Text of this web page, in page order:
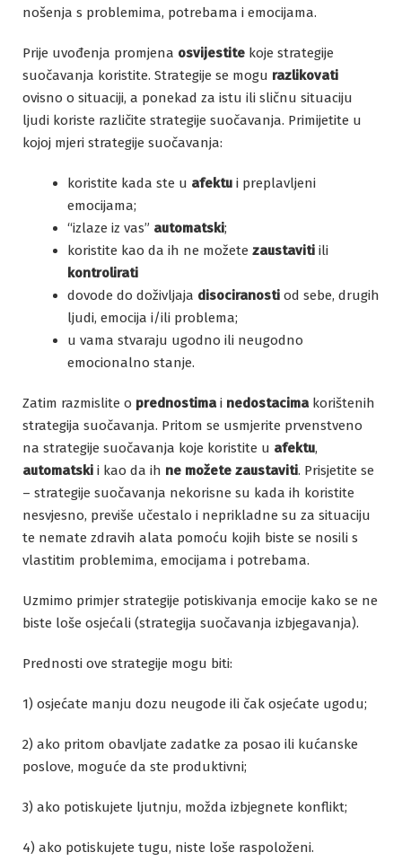
nošenja s problemima, potrebama i emocijama.
Prije uvođenja promjena osvijestite koje strategije
suočavanja koristite. Strategije se mogu razlikovati
ovisno o situaciji, a ponekad za istu ili sličnu situaciju
ljudi koriste različite strategije suočavanja. Primijetite u
kojoj mjeri strategije suočavanja:
koristite kada ste u afektu i preplavljeni
emocijama;
“izlaze iz vas” automatski;
koristite kao da ih ne možete zaustaviti ili
kontrolirati
dovode do doživljaja disociranosti od sebe, drugih
ljudi, emocija i/ili problema;
u vama stvaraju ugodno ili neugodno
emocionalno stanje.
Zatim razmislite o prednostimai nedostacima korištenih
strategija suočavanja. Pritom se usmjerite prvenstveno
na strategije suočavanja koje koristite u afektu,
automatski i kao da ih ne možete zaustaviti. Prisjetite se
– strategije suočavanja nekorisne su kada ih koristite
nesvjesno, previše učestalo i neprikladne su za situaciju
te nemate zdravih alata pomoću kojih biste se nosili s
vlastitim problemima, emocijama i potrebama.
Uzmimo primjer strategije potiskivanja emocije kako se ne
biste loše osjećali (strategija suočavanja izbjegavanja).
Prednosti ove strategije mogu biti:
1) osjećate manju dozu neugode ili čak osjećate ugodu;
2) ako pritom obavljate zadatke za posao ili kućanske
poslove, moguće da ste produktivni;
3) ako potiskujete ljutnju, možda izbjegnete konflikt;
4) ako potiskujete tugu, niste loše raspoloženi.